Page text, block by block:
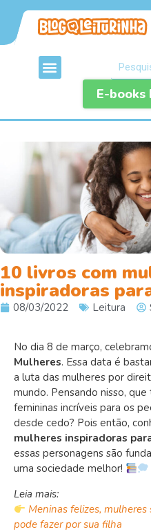
E-
10 livros com
inspiradoras
08/03/2022 Leitura
No dia 8 de março,
Mulheres. Essa data é
a luta das mulheres por
mundo. Pensando nisso,
femininas incríveis para os
desde cedo? Pois então,
mulheres inspiradoras
essas personagens são
uma sociedade melhor!
Leia mais:
Meninas felizes,
pode fazer por sua filha